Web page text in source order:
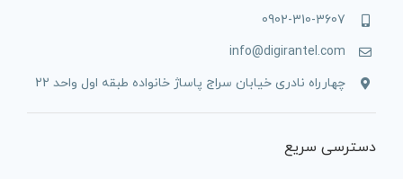
0902-310-3607
info@digirantel.com
چهارراه نادری خیابان سراج پاساژ خانواده طبقه اول واحد 22
دسترسی سریع